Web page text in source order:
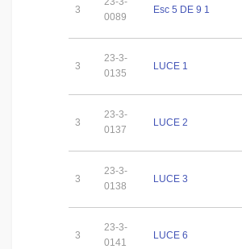
3
0089
Esc 5 DE 9 1
3
23-3-
0135
LUCE 1
3
23-3-
0137
LUCE 2
3
23-3-
0138
LUCE 3
3
23-3-
0141
LUCE 6